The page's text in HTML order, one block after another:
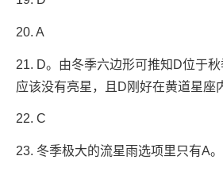
20. A
21. D。由冬季六边形可推知D位于
应该没有亮星，且D刚好在黄道星座
22. C
23. 冬季极大的流星雨选项里只有A。